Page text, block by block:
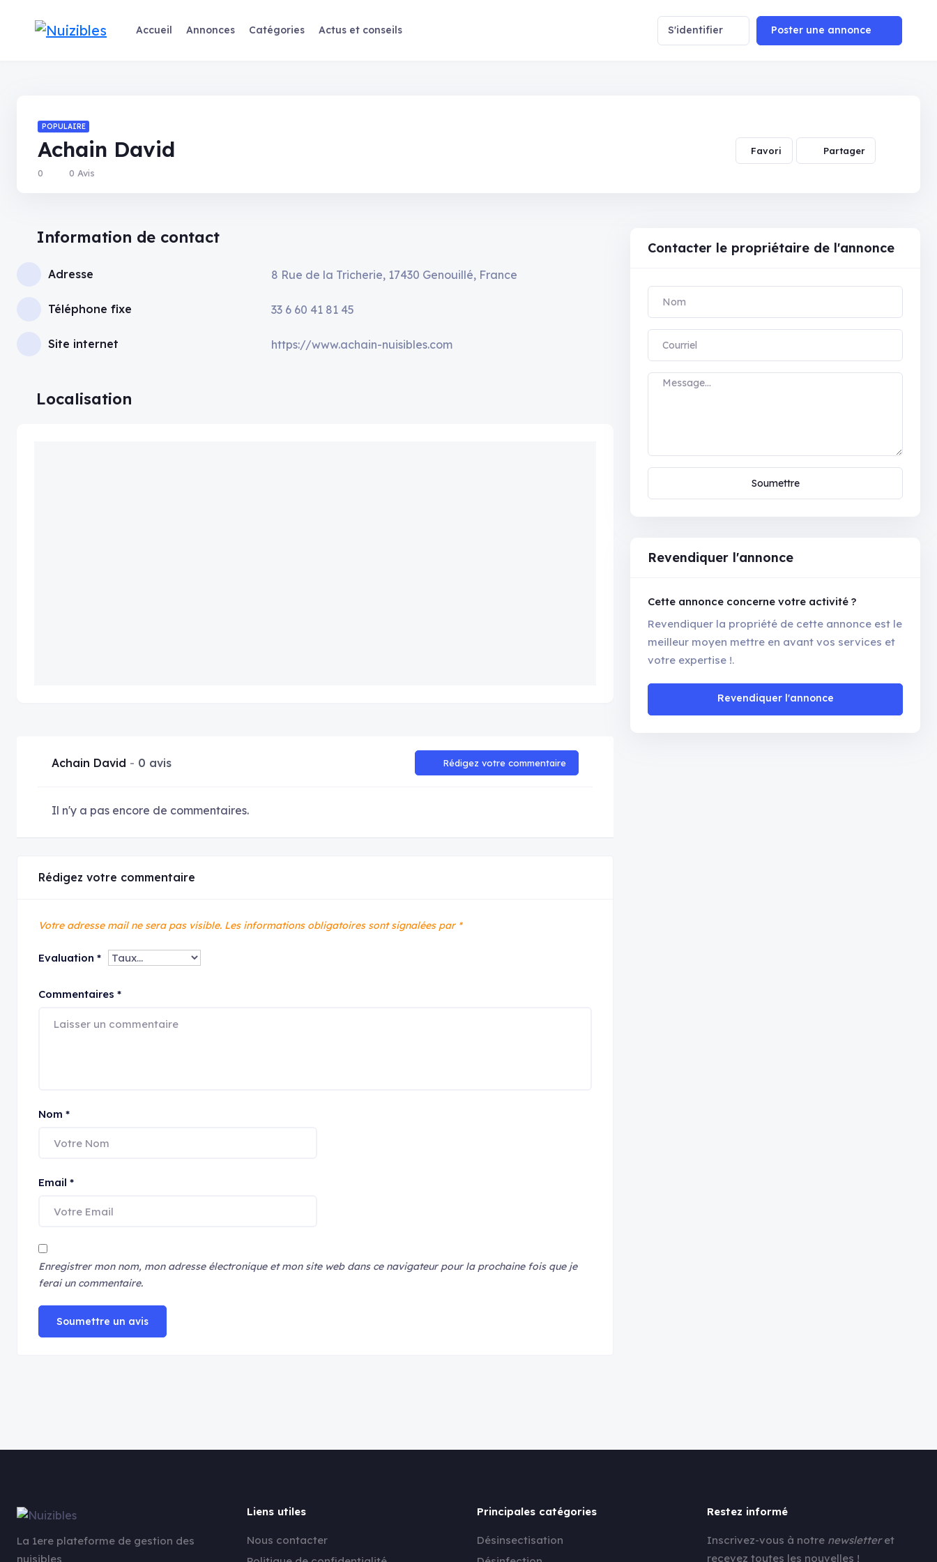
Accueil Annonces Catégories Actus et conseils S'identifier Poster une annonce
Achain David
POPULAIRE
0 0 Avis
Partager
Information de contact
Adresse 8 Rue de la Tricherie, 17430 Genouillé, France
Téléphone fixe 33 6 60 41 81 45
Site internet https://www.achain-nuisibles.com
Localisation
Achain David 0 avis Rédigez votre commentaire
Il n'y a pas encore de commentaires.
Rédigez votre commentaire
Votre adresse mail ne sera pas visible. Les informations obligatoires sont signalées par *
Evaluation *
Commentaires *
Nom *
Email *
Enregistrer mon nom, mon adresse électronique et mon site web dans ce navigateur pour la prochaine fois que je
ferai un commentaire.
Soumettre un avis
Contacter le propriétaire de l'annonce
Soumettre
Revendiquer l'annonce
Cette annonce concerne votre activité ?
Revendiquer la propriété de cette annonce est le
meilleur moyen mettre en avant vos services et
votre expertise !.
Revendiquer l'annonce
La 1ere plateforme de gestion des
nuisibles
Liens utiles
Nous contacter
Principales catégories
Désinsectisation
Restez informé
Inscrivez-vous à notre newsletteret
recevez toutes les nouvelles !